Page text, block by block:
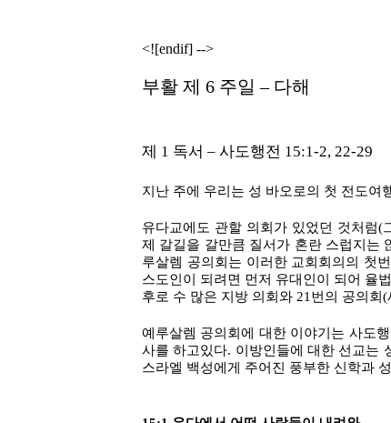
<![endif] -->
부활 제 6 주일 – 다해
제 1 독서 – 사도행전 15:1-2, 22-29
지난 주에 우리는 성 바오로의 첫 전도여
유다교에도 관할 의회가 있었던 것처럼(
제 갈길을 갈만큼 질서가 혼란 스럽지는
루살렘 공의회는 이러한 교회회의의 첫
스도인이 되려면 먼저 유대인이 되어 율
후로 수 많은 지방 의회와 21번의 공의
예루살렘 공의회에 대한 이야기는 사도
사를 하고있다. 이방인들에 대한 선교는
스라엘 백성에게 주어진 풍부한 신학과